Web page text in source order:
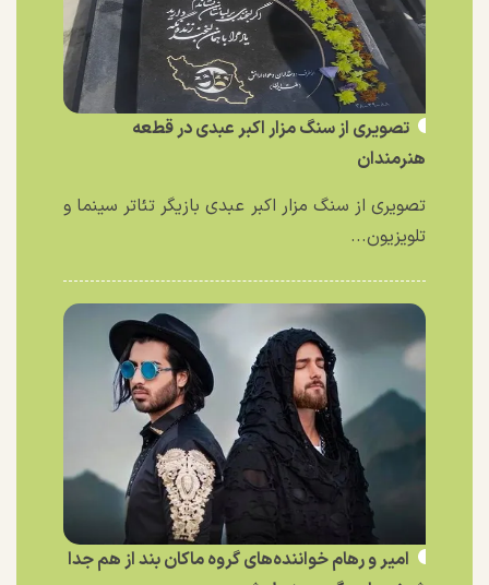
تصویری از سنگ مزار اکبر عبدی در قطعه
هنرمندان
تصویری از سنگ مزار اکبر عبدی بازیگر تئاتر سینما و
تلویزیون...
امیر و رهام خواننده‌های گروه ماکان بند از هم جدا